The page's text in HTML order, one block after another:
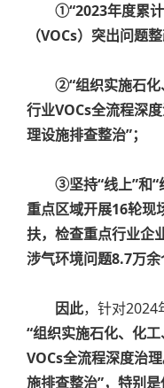
①“2023年度累
（VOCs）突出问题整
②“组织实施石化
行业VOCs全流程深
理设施排查整治”；
③坚持“线上”和“
重点区域开展16轮现
扶，检查重点行业企
涉气环境问题8.7万余
因此，针对2024
“组织实施石化、化
VOCs全流程深度治
施排查整治”，特别